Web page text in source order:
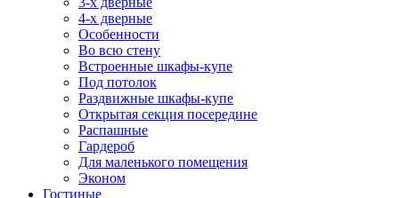
4-х дверные
Особенности
Во всю стену
Встроенные шкафы-купе
Под потолок
Раздвижные шкафы-купе
Открытая секция посередине
Распашные
Гардероб
Для маленького помещения
Эконом
Гостиные